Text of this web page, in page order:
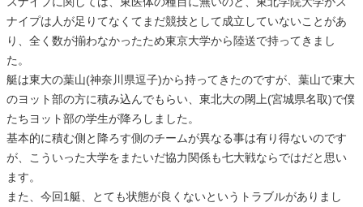
ナイプは人が足りてなくてまだ競技として成立していないことがあ
り、全く数が揃わなかったため東京大学から陸送で持ってきまし
た。
艇は東大の葉山(神奈川県逗子)から持ってきたのですが、葉山で東大
のヨット部の方に積み込んでもらい、東北大の閖上(宮城県名取)で僕
たちヨット部の学生が降ろしました。
基本的に積む側と降ろす側のチームが異なる事は有り得ないのです
が、こういった大学をまたいだ協力関係も七大戦ならではだと思い
ます。
また、今回1艇、とても状態が良くないというトラブルがありまし